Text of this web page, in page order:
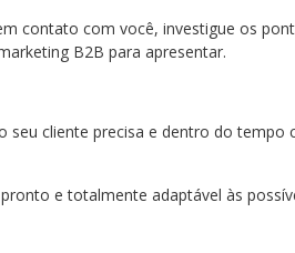
contato com você, investigue os
B2B para apresentar.
seu cliente precisa e dentro do tempo
e totalmente adaptável às